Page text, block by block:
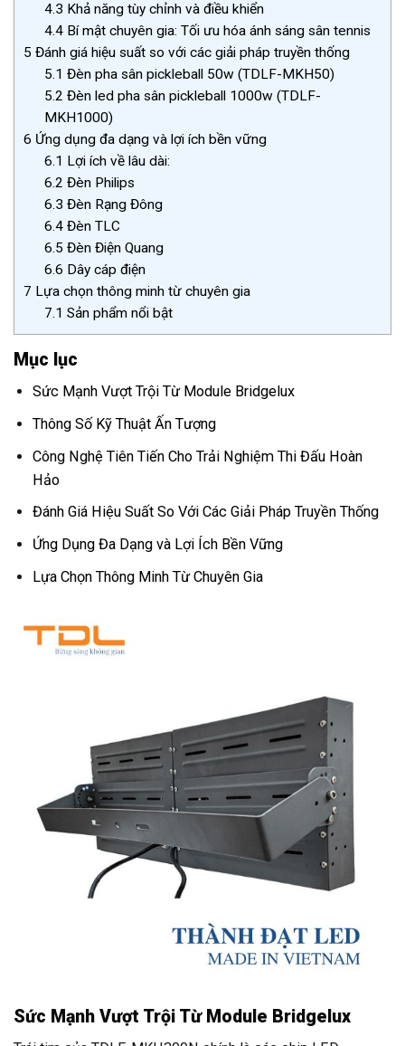
4.3 Khả năng tùy chỉnh và điều khiển
4.4 Bí mật chuyên gia: Tối ưu hóa ánh sáng sân tennis
5 Đánh giá hiệu suất so với các giải pháp truyền thống
5.1 Đèn pha sân pickleball 50w (TDLF-MKH50)
5.2 Đèn led pha sân pickleball 1000w (TDLF-
MKH1000)
6 Ứng dụng đa dạng và lợi ích bền vững
6.1 Lợi ích về lâu dài:
6.2 Đèn Philips
6.3 Đèn Rạng Đông
6.4 Đèn TLC
6.5 Đèn Điện Quang
6.6 Dây cáp điện
7 Lựa chọn thông minh từ chuyên gia
7.1 Sản phẩm nổi bật
Mục lục
Sức Mạnh Vượt Trội Từ Module Bridgelux
Thông Số Kỹ Thuật Ấn Tượng
Công Nghệ Tiên Tiến Cho Trải Nghiệm Thi Đấu Hoàn
Hảo
Đánh Giá Hiệu Suất So Với Các Giải Pháp Truyền Thống
Ứng Dụng Đa Dạng và Lợi Ích Bền Vững
Lựa Chọn Thông Minh Từ Chuyên Gia
Sức Mạnh Vượt Trội Từ Module Bridgelux